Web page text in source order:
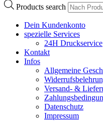
Products search
Dein Kundenkonto
spezielle Services
24H Druckservice
Kontakt
Infos
Allgemeine
Versand- &
Datenschutz
Impressum